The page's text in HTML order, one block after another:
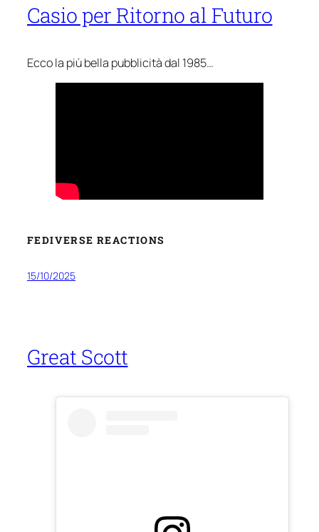
Casio per Ritorno al Futuro
Ecco la più bella pubblicità dal 1985…
FEDIVERSE REACTIONS
15/10/2025
Great Scott